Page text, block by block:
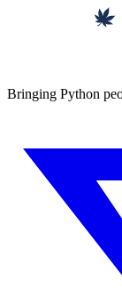
Bringing Python